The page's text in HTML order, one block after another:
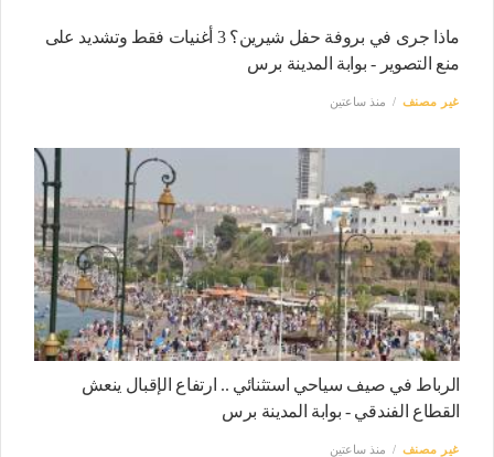
ماذا جرى في بروفة حفل شيرين؟ 3 أغنيات فقط وتشديد على
منع التصوير - بوابة المدينة برس
غير مصنف منذ ساعتين
الرباط في صيف سياحي استثنائي .. ارتفاع الإقبال ينعش
القطاع الفندقي - بوابة المدينة برس
غير مصنف منذ ساعتين